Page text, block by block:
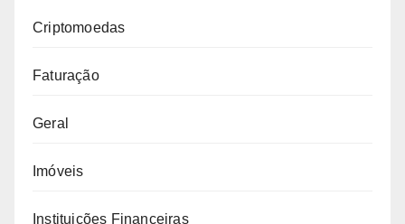
Criptomoedas
Faturação
Geral
Imóveis
Instituições Financeiras